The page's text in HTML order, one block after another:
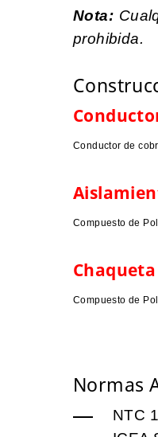
Nota:
prohibida.
Conductor de
Compuesto de
Chaqueta
Compuesto de
Normas
NTC